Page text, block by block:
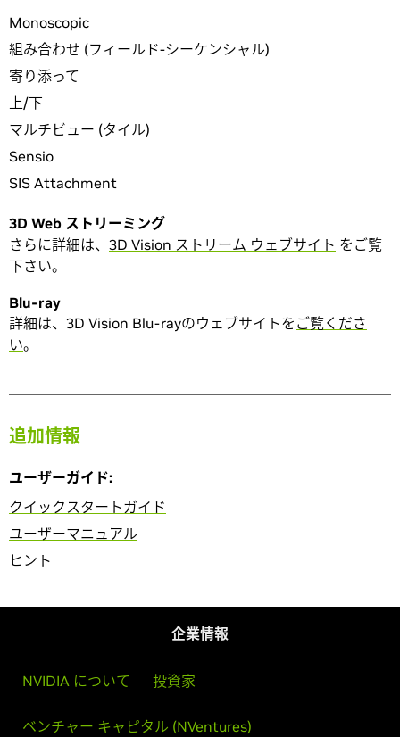
Monoscopic
組み合わせ (フィールド-シーケンシャル)
寄り添って
上/下
マルチビュー (タイル)
Sensio
SIS Attachment
3D Web ストリーミング
さらに詳細は、 3D Vision ストリーム ウェブサイト をご覧
下さい。
Blu-ray
詳細は、3D Vision Blu-rayのウェブサイトを ご覧くださ
い。
追加情報
ユーザーガイド:
クイックスタートガイド
ユーザーマニュアル
ヒント
企業情報
NVIDIA について 投資家
ベンチャー キャピタル (NVentures)